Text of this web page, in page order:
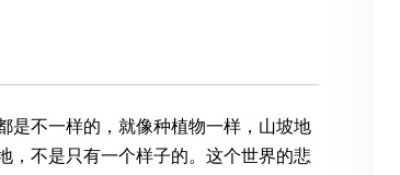
是不一样的，就像种植物一样，山坡地
，不是只有一个样子的。这个世界的悲